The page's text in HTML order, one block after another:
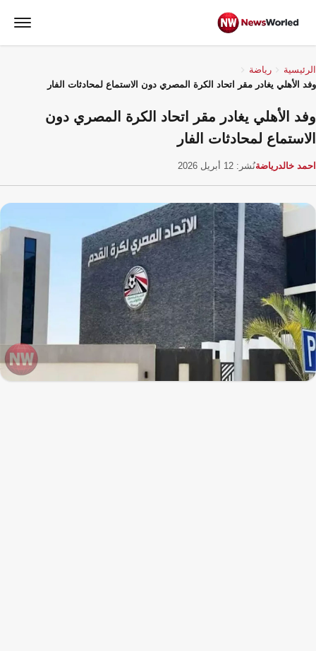
الرئيسية
رياضة
وفد الأهلي يغادر مقر اتحاد الكرة المصري دون الاستماع لمحادثات الفار
وفد الأهلي يغادر مقر اتحاد الكرة المصري دون
الاستماع لمحادثات الفار
احمد خالدرياضةنُشر: 12 أبريل 2026